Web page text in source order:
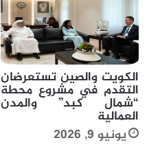
الكويت والصين تستعرضان
التقدم في مشروع محطة
“شمال كبد” والمدن
العمالية
يونيو 9, 2026